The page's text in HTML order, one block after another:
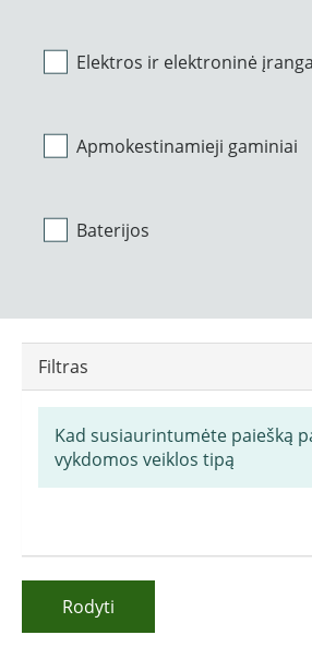
Elektros ir elektroninė įranga
Apmokestinamieji gaminiai
Baterijos
Filtras
Kad susiaurintumėte paiešką
vykdomos veiklos tipą
Rodyti